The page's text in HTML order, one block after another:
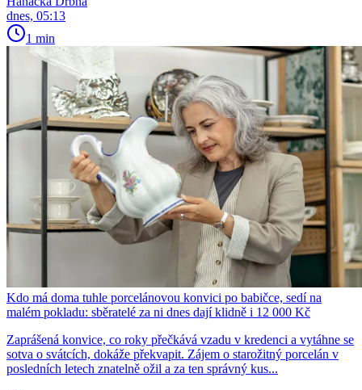
dnes, 05:13
1 min
Kdo má doma tuhle porcelánovou konvici po babičce, sedí na
malém pokladu: sběratelé za ni dnes dají klidně i 12 000 Kč
Zaprášená konvice, co roky přečkává vzadu v kredenci a vytáhne se
sotva o svátcích, dokáže překvapit. Zájem o starožitný porcelán v
posledních letech znatelně ožil a za ten správný kus...